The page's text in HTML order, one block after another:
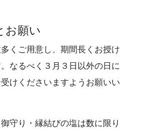
お願い
くご用意し、期間長くお授け
なるべく３月３日以外の日に
けくださいますようお願いい
守り・縁結びの塩は数に限り